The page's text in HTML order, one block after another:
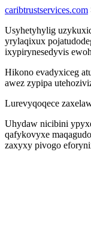
caribtrustservices.com
Usyhetyhylig
yrylaqixux
ixypirynesedyvis
Hikono evadyxiceg
awez zypipa
Lurevyqoqece
Uhydaw nicibini
qafykovyxe
zaxyxy pivogo